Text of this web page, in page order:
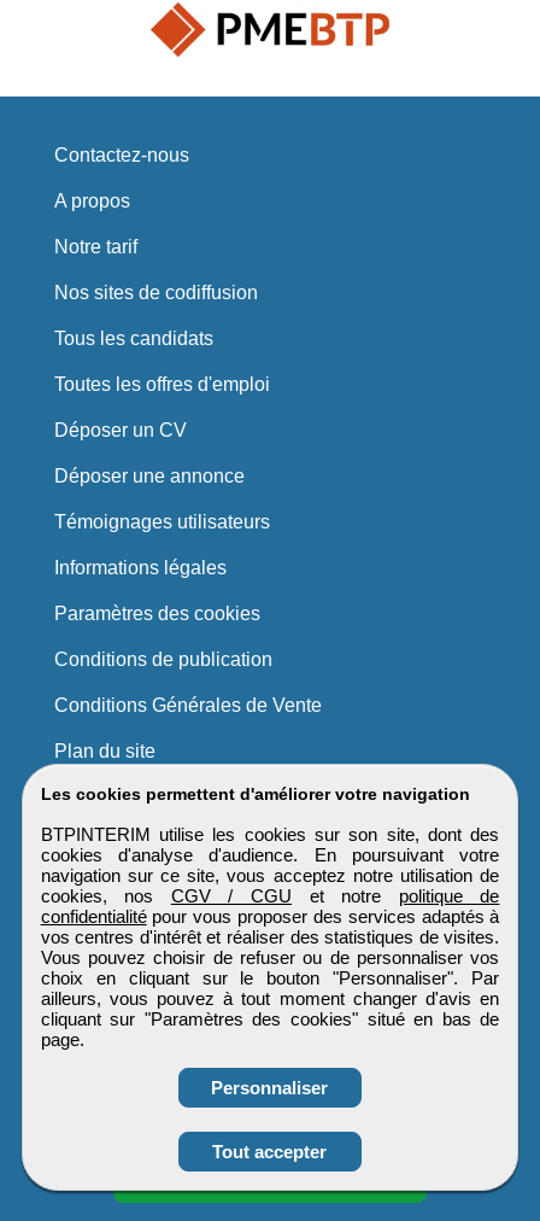
Candidature spontanée
Les cookies permettent d'améliorer votre navigation
BTPINTERIM utilise les cookies sur son site, dont des
cookies d'analyse d'audience. En poursuivant votre
navigation sur ce site, vous acceptez notre utilisation de
cookies, nos CGV / CGU et notre politique de
confidentialitépour vous proposer des services adaptés à
vos centres d'intérêt et réaliser des statistiques de visites.
Vous pouvez choisir de refuser ou de personnaliser vos
choix en cliquant sur le bouton "Personnaliser". Par
ailleurs, vous pouvez à tout moment changer d'avis en
cliquant sur "Paramètres des cookies" situé en bas de
page.
Personnaliser
Tout accepter
Contactez-nous
A propos
Notre tarif
Nos sites de codiffusion
Tous les candidats
Toutes les offres d'emploi
Déposer un CV
Déposer une annonce
Témoignages utilisateurs
Informations légales
Paramètres des cookies
Conditions de publication
Conditions Générales de Vente
Plan du site
BTPINTERIM
Tous droits réservés © 1999 - 2026